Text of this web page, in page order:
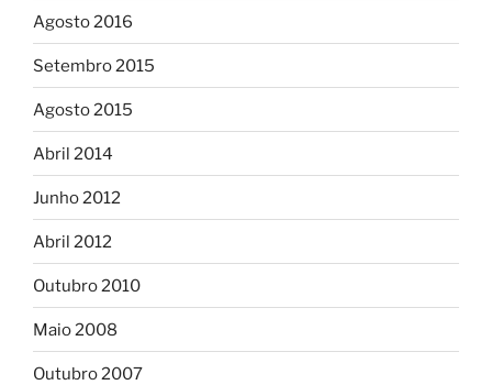
Agosto 2016
Setembro 2015
Agosto 2015
Abril 2014
Junho 2012
Abril 2012
Outubro 2010
Maio 2008
Outubro 2007